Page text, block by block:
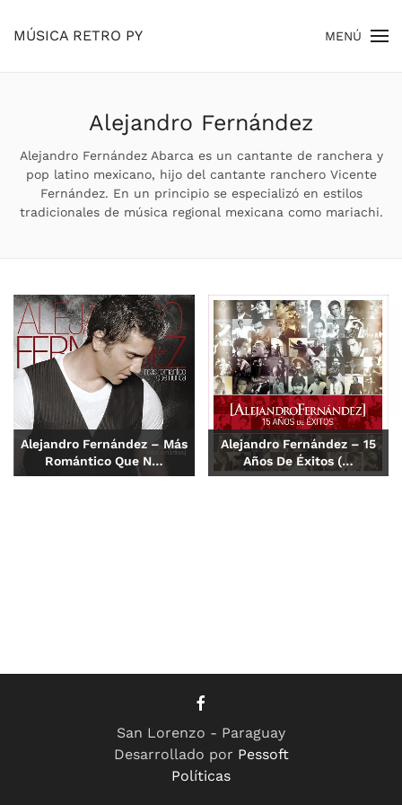
MÚSICA RETRO PY MENÚ
Alejandro Fernández
Alejandro Fernández Abarca es un cantante de ranchera y
pop latino mexicano, hijo del cantante ranchero Vicente
Fernández. En un principio se especializó en estilos
tradicionales de música regional mexicana​ como mariachi.
Alejandro Fernández – Más
Romántico Que N…
Alejandro Fernández – 15
Años De Éxitos (…
San Lorenzo - Paraguay
Desarrollado por Pessoft
Políticas